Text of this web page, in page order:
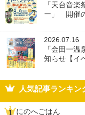
「天台音
ー」 開催
2026.07.16
「金田一
知らせ【イ
人気記事ランキン
にのへごはん